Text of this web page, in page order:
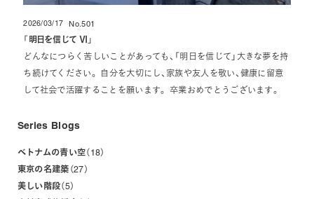
「 明日を信じて Ⅵ 」
どんなにつらく苦しいことがあっても、「明日を信じて」大きな夢を持
ち続けてください。 自分を大切にし、家族や友人を敬い、健康に留意
して社会で活躍することを願います。 卒業おめでとうございます。
2026/03/17 No.501
Series Blogs
ベトナムの青い空
18
東京の名建築 27
美しい階段 5